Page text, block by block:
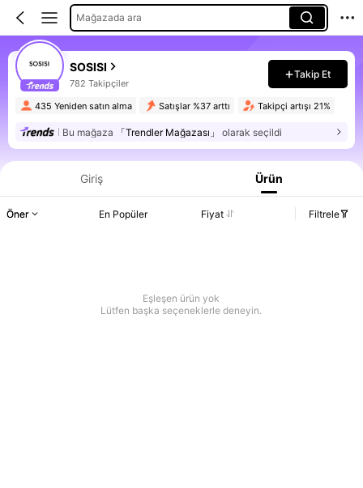
Mağazada ara
SOSISI
782 Takipçiler
Takip Et
435 Yeniden satın alma Satışlar %37 arttı Takipçi artışı 21%
Bu mağaza 「Trendler Mağazası」 olarak seçildi
Giriş Ürün
Öner En Popüler Fiyat Filtrele
Eşleşen ürün yok
Lütfen başka seçeneklerle deneyin.